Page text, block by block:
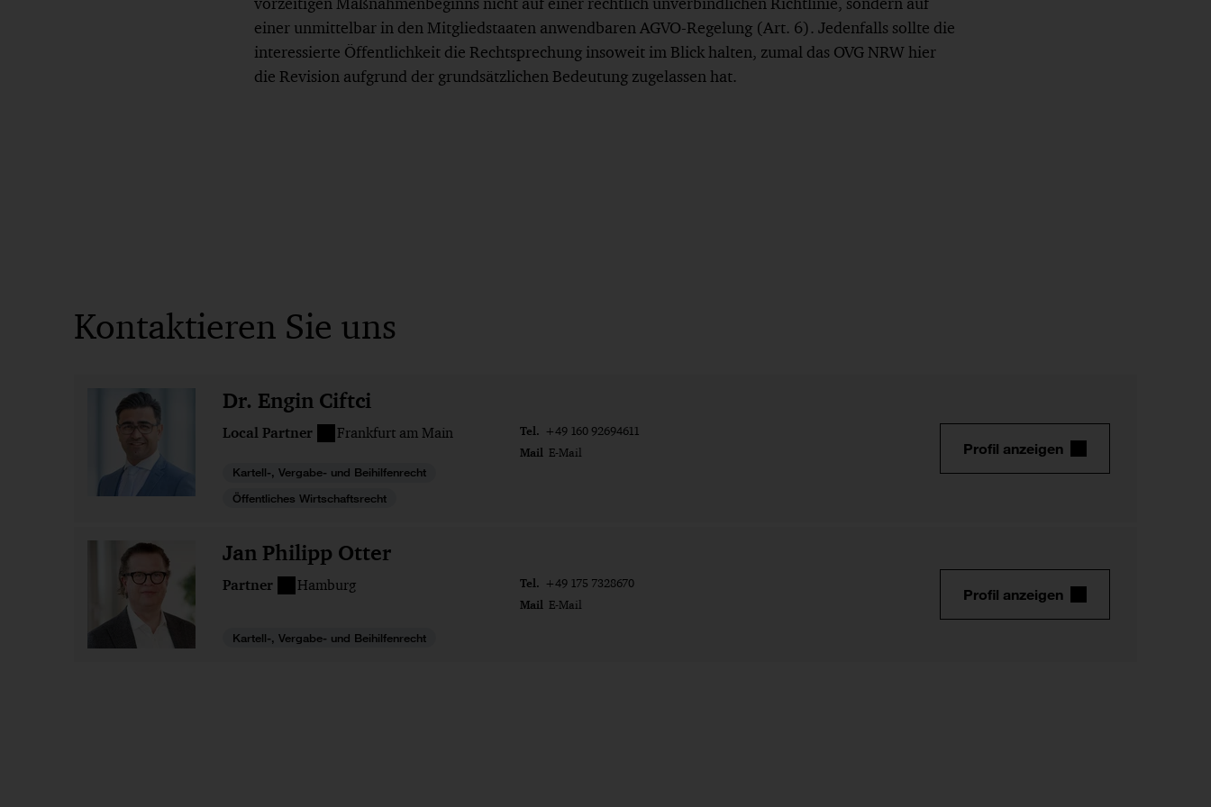
einer unmittelbar in den Mitgliedstaaten anwendbaren AGVO-Regelung (Art. 6). Jedenfalls sollte die
interessierte Öffentlichkeit die Rechtsprechung insoweit im Blick halten, zumal das OVG NRW hier
die Revision aufgrund der grundsätzlichen Bedeutung zugelassen hat.
Kontaktieren Sie uns
Dr. Engin Ciftci
Local Partner Frankfurt am Main Tel. +49 160 92694611
Mail E-Mail
Kartell-, Vergabe- und Beihilfenrecht
Öffentliches Wirtschaftsrecht
Profil anzeigen
Jan Philipp Otter
Partner Hamburg Tel. +49 175 7328670
Mail E-Mail
Kartell-, Vergabe- und Beihilfenrecht
Profil anzeigen